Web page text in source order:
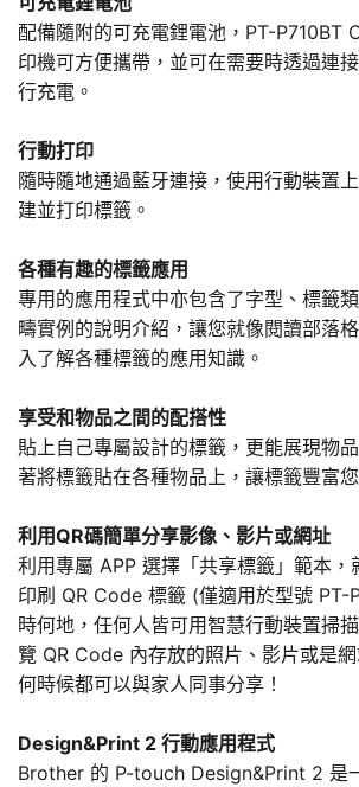
配備隨附的可充電鋰電池，PT-P710BT
印機可方便攜帶，並可在需要時透過連
行充電。
行動打印
隨時隨地通過藍牙連接，使用行動裝置
建並打印標籤。
各種有趣的標籤應用
專用的應用程式中亦包含了字型、標籤
疇實例的說明介紹，讓您就像閱讀部落
入了解各種標籤的應用知識。
享受和物品之間的配搭性
貼上自己專屬設計的標籤，更能展現物
著將標籤貼在各種物品上，讓標籤豐富
利用QR碼簡單分享影像、影片或網址
利用專屬 APP 選擇「共享標籤」範本，
印刷 QR Code 標籤 (僅適用於型號 PT-
時何地，任何人皆可用智慧行動裝置掃
覽 QR Code 內存放的照片、影片或是
何時候都可以與家人同事分享！
Design&Print 2 行動應用程式
Brother 的 P-touch Design&Print 2 是